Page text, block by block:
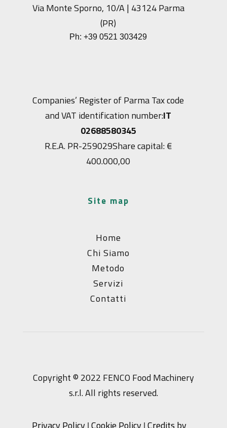
Via Monte Sporno, 10/A | 43124 Parma
(PR)
Ph:+39 0521 303429
Companies’ Register of Parma Tax code
and VAT identification number:IT
02688580345
R.E.A. PR-259029Share capital: €
400.000,00
site map
Home
Chi Siamo
Metodo
Servizi
Contatti
Copyright © 2022 FENCO Food Machinery
s.r.l. All rights reserved.
Privacy Policy |Cookie Policy |Credits by